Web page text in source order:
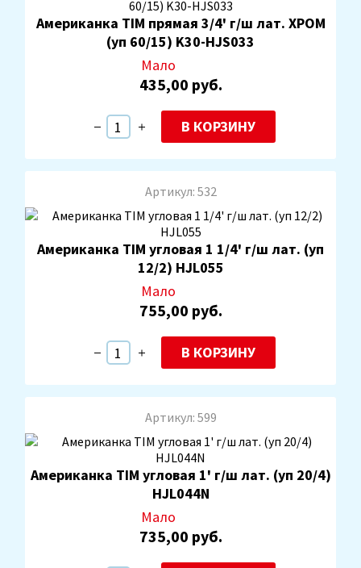
Американка TIM прямая 3/4' г/ш лат. ХРОМ
(уп 60/15) K30-HJS033
Мало
435,00 руб.
В КОРЗИНУ
Артикул: 532
Американка TIM угловая 1 1/4' г/ш лат. (уп
12/2) HJL055
Мало
755,00 руб.
В КОРЗИНУ
Артикул: 599
Американка TIM угловая 1' г/ш лат. (уп 20/4)
HJL044N
Мало
735,00 руб.